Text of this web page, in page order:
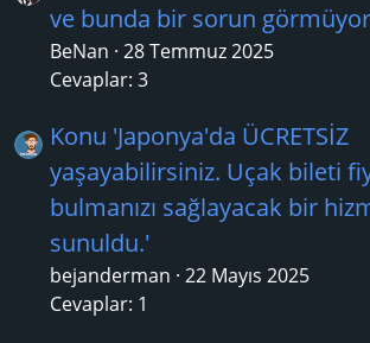
ve bunda bir sorun
BeNan 28 Temmuz 2025
Cevaplar: 3
Konu 'Japonya'da ÜCRETSİZ
yaşayabilirsiniz. Uçak bileti
bulmanızı sağlayacak bir
sunuldu.'
bejanderman 22 Mayıs 2025
Cevaplar: 1